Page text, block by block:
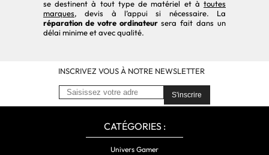
se destinent à tout type de matériel et à toutes
marques, devis à l’appui si nécessaire. La
réparation de votre ordinateursera fait dans un
délai minime et avec qualité.
INSCRIVEZ VOUS À NOTRE NEWSLETTER
S'inscrire
CATÉGORIES :
Univers Gamer